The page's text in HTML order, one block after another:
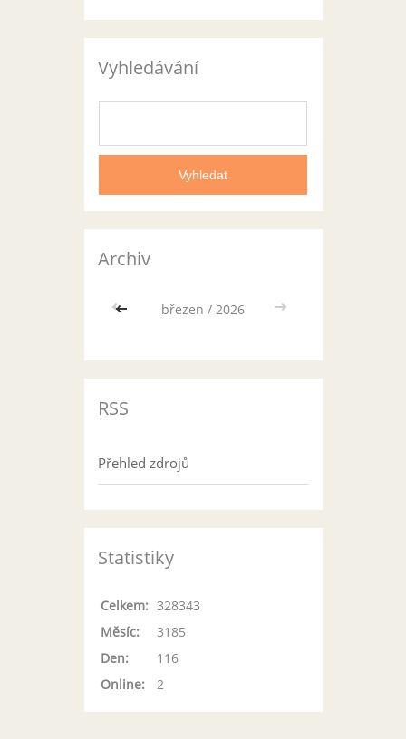
Vyhledávání
Archiv
<< březen / 2026 >>
RSS
Přehled zdrojů
Statistiky
Online: 2
Celkem: 328343
Měsíc:
3185
Den:
116